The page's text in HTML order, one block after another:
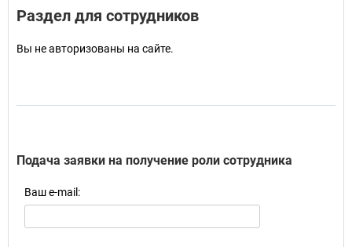
Раздел для сотрудников
Вы не авторизованы на сайте.
Подача заявки на получение роли сотрудника
Ваш e-mail: